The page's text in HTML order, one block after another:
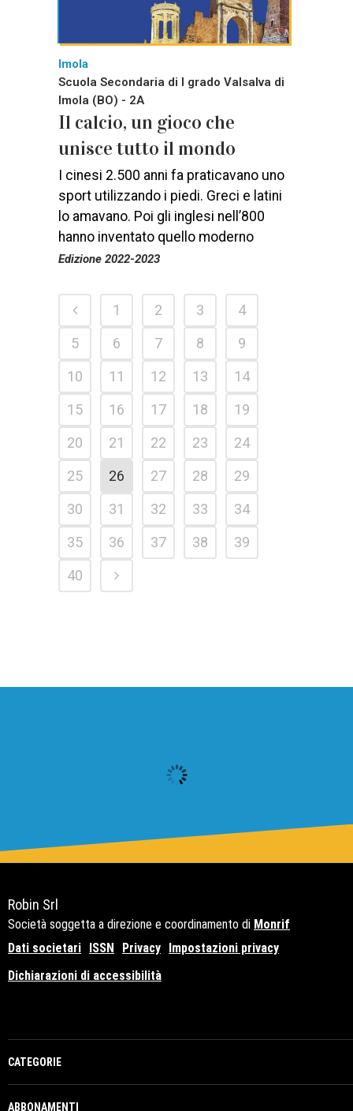
Imola
Scuola Secondaria di I grado Valsalva di
Imola (BO) - 2A
Il calcio, un gioco che
unisce tutto il mondo
I cinesi 2.500 anni fa praticavano uno
sport utilizzando i piedi. Greci e latini
lo amavano. Poi gli inglesi nell’800
hanno inventato quello moderno
Edizione 2022-2023
1 2 3
4
5
6 7 8
9
10
11 12 13
14
15
16 17 18
19
20
21 22 23
24
25
26 27 28
29
30
31 32 33
34
35
36 37 38
39
40
Robin Srl
Società soggetta a direzione e coordinamento di Monrif
Dati societari
ISSN Privacy
Impostazioni privacy
Dichiarazioni di accessibilità
CATEGORIE
ABBONAMENTI